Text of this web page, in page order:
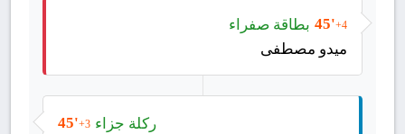
45'+4
بطاقة صفراء
ميدو مصطفى
45'+3 ركلة جزاء